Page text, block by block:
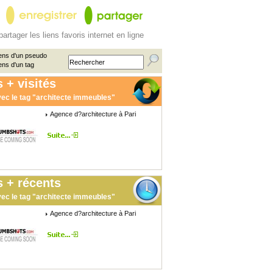
les liens favoris internet en ligne
d'un pseudo
d'un tag
+ visités
le tag "architecte immeubles"
Agence d?architecture à Pari
+ récents
le tag "architecte immeubles"
Agence d?architecture à Pari